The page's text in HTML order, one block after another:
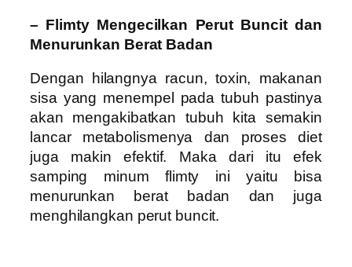
– Flimty Mengecilkan Perut Buncit dan
Menurunkan Berat Badan
Dengan hilangnya racun, toxin, makanan
sisa yang menempel pada tubuh pastinya
akan mengakibatkan tubuh kita semakin
lancar metabolismenya dan proses diet
juga makin efektif. Maka dari itu efek
samping minum flimty ini yaitu bisa
menurunkan berat badan dan juga
menghilangkan perut buncit.